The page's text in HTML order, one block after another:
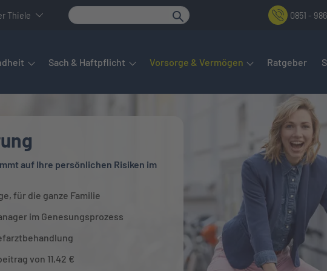
Thiele 0851 -
sich das Hauptmenü. Dieses lässt sich per Tab steuern. Untermenüs
Sach & Haftpflicht Vorsorge & Vermögen Ratgeber
auf Ihre persönlichen Risiken im
für die ganze Familie
im Genesungsprozess
von 11,42 €